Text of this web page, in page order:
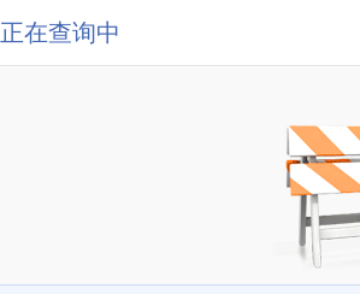
正在查询中